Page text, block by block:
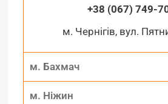
+38 (067) 749-
м. Чернігів, вул.
м. Бахмач
м. Ніжин